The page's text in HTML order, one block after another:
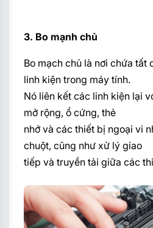
3. Bo mạnh chủ
Bo mạch chủ là nơi chứa tất
linh kiện trong máy tính.
Nó liên kết các linh kiện lại
mở rộng, ổ cứng, thẻ
nhớ và các thiết bị ngoại vi
chuột, cũng như xử lý giao
tiếp và truyền tải giữa các